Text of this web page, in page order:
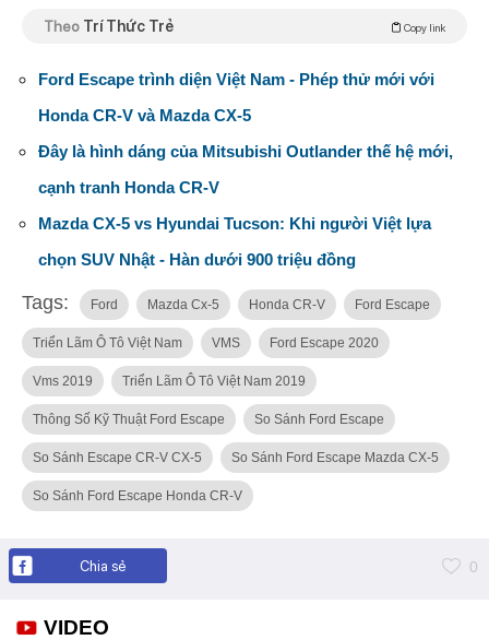
Theo Trí Thức Trẻ Copy link
Ford Escape trình diện Việt Nam - Phép thử mới với
Honda CR-V và Mazda CX-5
Đây là hình dáng của Mitsubishi Outlander thế hệ mới,
cạnh tranh Honda CR-V
Mazda CX-5 vs Hyundai Tucson: Khi người Việt lựa
chọn SUV Nhật - Hàn dưới 900 triệu đồng
Tags: Ford Mazda Cx-5 Honda CR-V Ford Escape
Triển Lãm Ô Tô Việt Nam VMS Ford Escape 2020
Vms 2019 Triển Lãm Ô Tô Việt Nam 2019
Thông Số Kỹ Thuật Ford Escape So Sánh Ford Escape
So Sánh Escape CR-V CX-5 So Sánh Ford Escape Mazda CX-5
So Sánh Ford Escape Honda CR-V
Chia sẻ 0
VIDEO